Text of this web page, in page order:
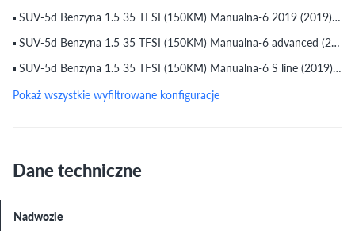
SUV-5d Benzyna 1.5 35 TFSI (150KM) Manualna-6 2019 (2019) (do 6.08.2019)
SUV-5d Benzyna 1.5 35 TFSI (150KM) Manualna-6 advanced (2019) (do 6.08.2019)
SUV-5d Benzyna 1.5 35 TFSI (150KM) Manualna-6 S line (2019) (do 6.08.2019)
Pokaż wszystkie wyfiltrowane konfiguracje
Dane techniczne
Nadwozie